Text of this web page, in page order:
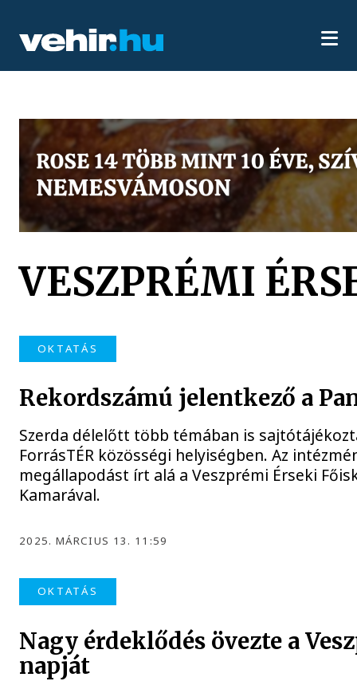
VESZPRÉMI
OKTATÁS
Rekordszámú jelentkező a
Szerda délelőtt több témában is
ForrásTÉR közösségi helyiségben. Az
megállapodást írt alá a Veszprémi Érseki
Kamarával.
2025. MÁRCIUS 13. 11:59
OKTATÁS
Nagy érdeklődés övezte a
napját